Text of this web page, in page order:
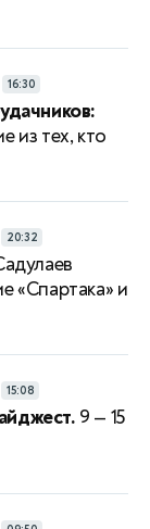
16:30
из тех, кто
20:32
«Спартака» и
15:08
9 — 15